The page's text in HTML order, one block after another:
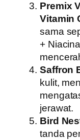
Premix
Vitamin
sama
+
Saffron
kulit,
jerawat.
Bird
tanda